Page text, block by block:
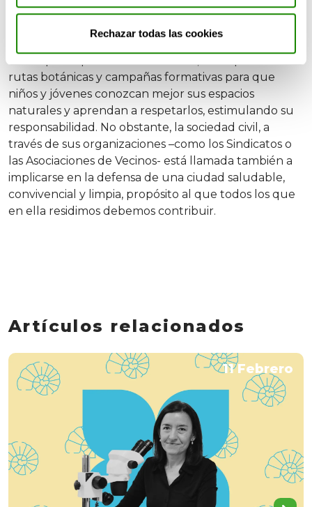
Rechazar todas las cookies
fundamental en la mitigación y adaptación, pues los
daños climáticos golpearán más en los barrios pobres
rutas botánicas y campañas formativas para que
niños y jóvenes conozcan mejor sus espacios
naturales y aprendan a respetarlos, estimulando su
responsabilidad. No obstante, la sociedad civil, a
través de sus organizaciones –como los Sindicatos o
las Asociaciones de Vecinos- está llamada también a
implicarse en la defensa de una ciudad saludable,
convivencial y limpia, propósito al que todos los que
en ella residimos debemos contribuir.
Artículos relacionados
11 Febrero